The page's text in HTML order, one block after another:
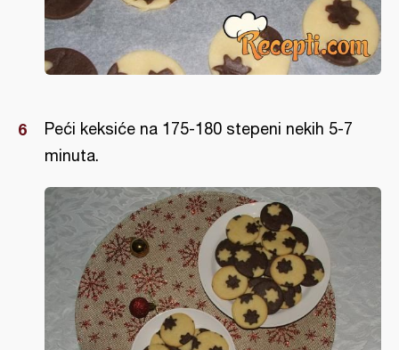
Peći keksiće na 175-180 stepeni nekih 5-7
minuta.